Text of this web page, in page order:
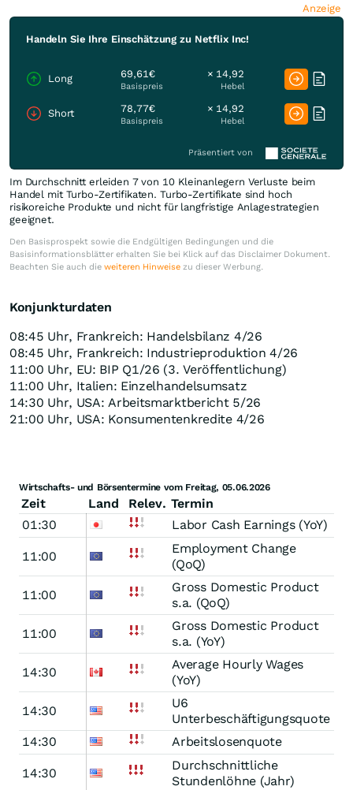
Anzeige
Handeln Sie Ihre Einschätzung zu Netflix Inc!
Long 69,61€
Basispreis
× 14,92
Hebel
Short 78,77€
Basispreis
× 14,92
Hebel
Präsentiert von
Im Durchschnitt erleiden 7 von 10 Kleinanlegern Verluste beim
Handel mit Turbo-Zertifikaten. Turbo-Zertifikate sind hoch
risikoreiche Produkte und nicht für langfristige Anlagestrategien
geeignet.
Den Basisprospekt sowie die Endgültigen Bedingungen und die
Basisinformationsblätter erhalten Sie bei Klick auf das Disclaimer Dokument.
Beachten Sie auch die weiteren Hinweise zu dieser Werbung.
Konjunkturdaten
08:45 Uhr, Frankreich: Handelsbilanz 4/26
08:45 Uhr, Frankreich: Industrieproduktion 4/26
11:00 Uhr, EU: BIP Q1/26 (3. Veröffentlichung)
11:00 Uhr, Italien: Einzelhandelsumsatz
14:30 Uhr, USA: Arbeitsmarktbericht 5/26
21:00 Uhr, USA: Konsumentenkredite 4/26
Wirtschafts- und Börsentermine vom Freitag, 05.06.2026
Zeit Land Relev. Termin
01:30
Labor Cash Earnings (YoY)
11:00
Employment Change
(QoQ)
11:00
Gross Domestic Product
s.a. (QoQ)
11:00
Gross Domestic Product
s.a. (YoY)
14:30
Average Hourly Wages
(YoY)
14:30
U6
Unterbeschäftigungsquote
14:30
Arbeitslosenquote
14:30
Durchschnittliche
Stundenlöhne (Jahr)